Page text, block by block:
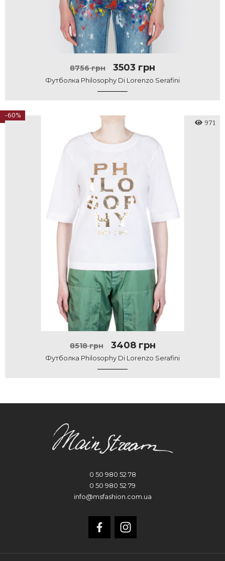
8756 грн 3503 грн
Футболка Philosophy Di Lorenzo Serafini
-60%
8518 грн 3408 грн
Футболка Philosophy Di Lorenzo Serafini
971
0 50 980 52 78
0 50 980 52 79
info@msfashion.com.ua